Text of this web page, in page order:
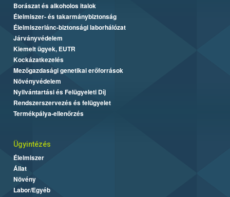
Borászat és alkoholos italok
Élelmiszer- és takarmánybiztonság
Élelmiszerlánc-biztonsági laborhálózat
Járványvédelem
Kiemelt ügyek, EUTR
Kockázatkezelés
Mezőgazdasági genetikai erőforrások
Növényvédelem
Nyilvántartási és Felügyeleti Díj
Rendszerszervezés és felügyelet
Termékpálya-ellenőrzés
Ügyintézés
Élelmiszer
Állat
Növény
Labor/Egyéb